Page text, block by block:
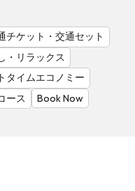
チケット・交通セット
・リラックス
タイムエコノミー
ース Book Now